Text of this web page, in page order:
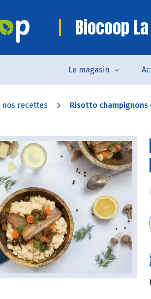
Biocoop
Le magasin
nos recettes Risotto champignons